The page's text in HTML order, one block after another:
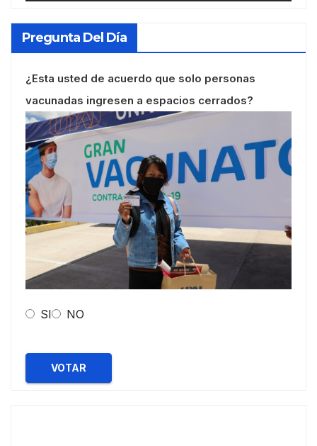
Pregunta Del Día
¿Esta usted de acuerdo que solo personas
vacunadas ingresen a espacios cerrados?
SI NO
VOTAR